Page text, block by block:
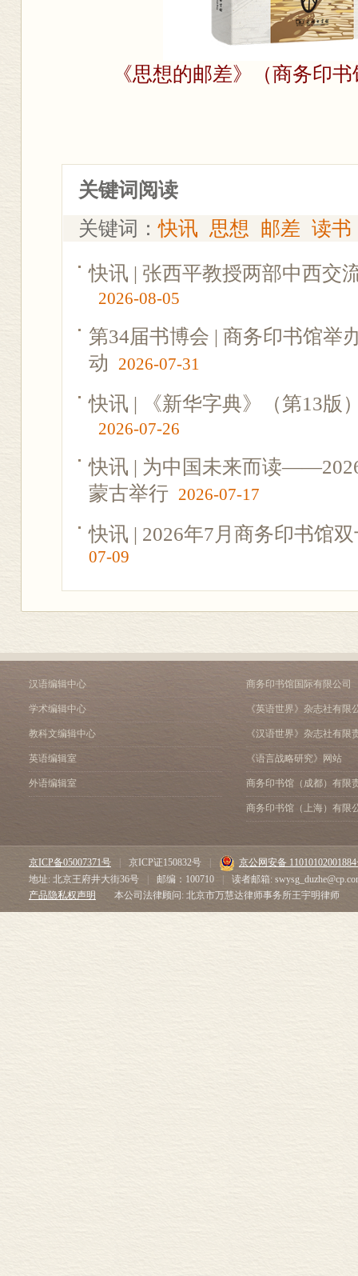
《思想的邮差》 （商务印
关键词阅读
关键词：快讯 思想 邮差 读书
快讯 | 张西平教授两部中西交
2026-08-05
第34届书博会 | 商务印书馆举
动
2026-07-31
快讯 | 《新华字典》（第13版
2026-07-26
快讯 | 为中国未来而读
蒙古举行 2026-07-17
快讯 | 2026年7月商务印书馆
07-09
汉语编辑中心
学术编辑中心
教科文编辑中心
英语编辑室
外语编辑室
商务印书馆国际有限公司
《英语世界》杂志社有限
《汉语世界》杂志社有限
《语言战略研究》网站
商务印书馆（成都）有限
商务印书馆（上海）有限
京ICP备05007371号 京ICP证150832号
京公网安备
地址: 北京王府井大街36号
邮编：100710
读者邮箱:
产品隐私权声明
本公司法律顾问: 北京市万慧达律师事务所王宇明律师